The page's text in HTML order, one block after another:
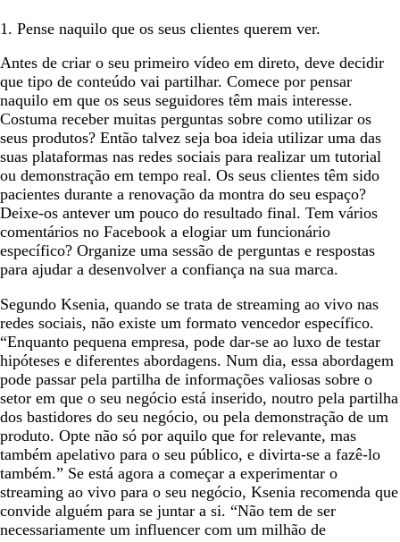
1. Pense naquilo que os seus clientes querem ver.
Antes de criar o seu primeiro vídeo em direto, deve decidir
que tipo de conteúdo vai partilhar. Comece por pensar
naquilo em que os seus seguidores têm mais interesse.
Costuma receber muitas perguntas sobre como utilizar os
seus produtos? Então talvez seja boa ideia utilizar uma das
suas plataformas nas redes sociais para realizar um tutorial
ou demonstração em tempo real. Os seus clientes têm sido
pacientes durante a renovação da montra do seu espaço?
Deixe-os antever um pouco do resultado final. Tem vários
comentários no Facebook a elogiar um funcionário
específico? Organize uma sessão de perguntas e respostas
para ajudar a desenvolver a confiança na sua marca.
Segundo Ksenia, quando se trata de streaming ao vivo nas
redes sociais, não existe um formato vencedor específico.
“Enquanto pequena empresa, pode dar-se ao luxo de testar
hipóteses e diferentes abordagens. Num dia, essa abordagem
pode passar pela partilha de informações valiosas sobre o
setor em que o seu negócio está inserido, noutro pela partilha
dos bastidores do seu negócio, ou pela demonstração de um
produto. Opte não só por aquilo que for relevante, mas
também apelativo para o seu público, e divirta-se a fazê-lo
também.” Se está agora a começar a experimentar o
streaming ao vivo para o seu negócio, Ksenia recomenda que
convide alguém para se juntar a si. “Não tem de ser
necessariamente um influencer com um milhão de